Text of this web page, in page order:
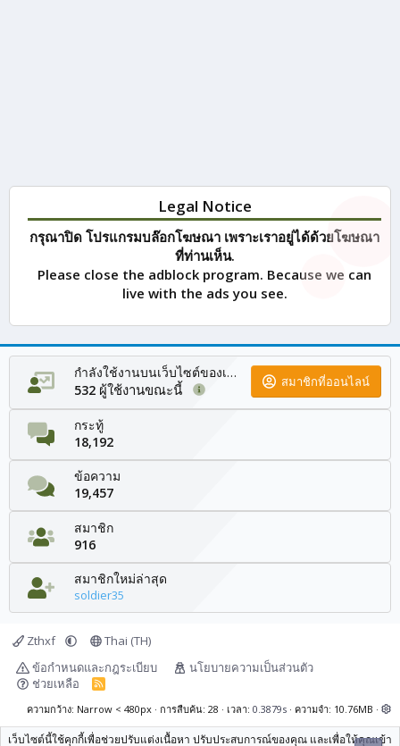
Legal Notice
กรุณาปิด โปรแกรมบล๊อกโฆษณา เพราะเราอยู่ได้ด้วยโฆษณา
ที่ท่านเห็น.
Please close the adblock program. Because we can
live with the ads you see.
กำลังใช้งานบนเว็บไซต์ของเรา
532 ผู้ใช้งานขณะนี้ สมาชิกที่ออนไลน์
กระทู้
18,192
ข้อความ
19,457
สมาชิก
916
สมาชิกใหม่ล่าสุด
soldier35
Zthxf
Thai (TH)
ข้อกำหนดและกฎระเบียบ
นโยบายความเป็นส่วนตัว
ช่วยเหลือ
R
S
ความกว้าง การสืบค้น 28 เวลา 0.3879s ความจำ 10.76MB
เว็บไซต์นี้ใช้คุกกี้เพื่อช่วยปรับแต่งเนื้อหา ปรับประสบการณ์ของคุณ และเพื่อให้คุณเข้า